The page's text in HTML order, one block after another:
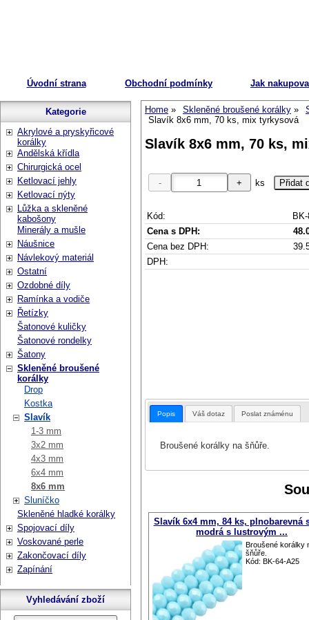
Úvodní strana Obchodní podmínky Jak
Home Skleněné broušené korálky
Slavík 8x6 mm, 70 ks, mix tyrkysová
Slavík 8x6 mm, 70 ks,
ks
Kód:
Cena s DPH:
Cena bez DPH:
DPH:
Popis Váš dotaz Poslat známénu
Broušené korálky na šňůře.
Slavík 6x4 mm, 84 ks, plnobarevná
modrá s lustrovým ...
Broušené korálky
šňůře.
Kód: BK-64-A25
Kategorie
Akrylové a pryskyřicové
korálky
Andělská křídla
Chirurgická ocel
Ketlovací jehly
Ketlovací nýty
Lůžka a skleněné
kabošony
Minerály a mušle
Náušnice
Návlekový materiál
Ostatní
Ozdobné díly
Ramínka a vodiče
Řetízky
Šatonové kuličky
Šatonové rondelky
Šatony
Skleněné broušené
korálky
Drop
Kostka
Slavík
1-3 mm
3x2 mm
4x3 mm
6x4 mm
8x6 mm
Sluníčko
Skleněné hladké korálky
Spojovací díly
Voskované perle
Zakončovací díly
Zapínání
Vyhledávání zboží